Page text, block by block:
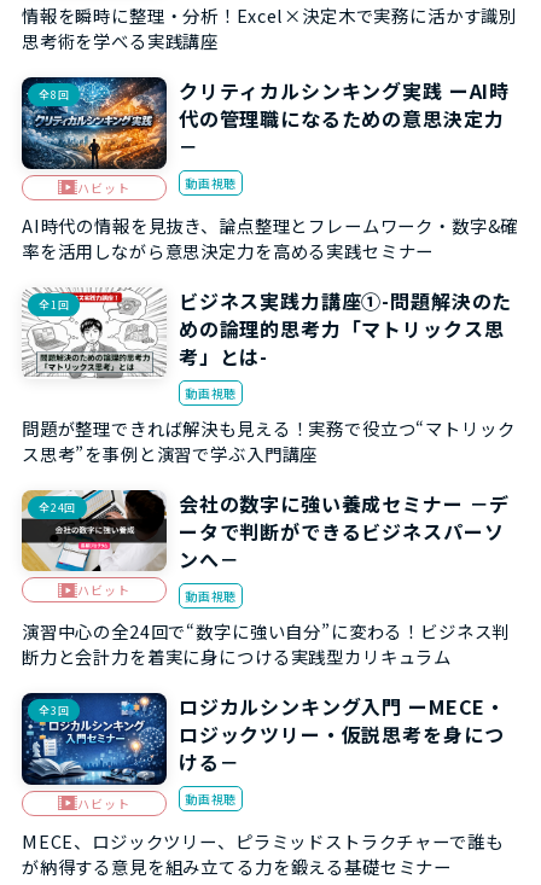
情報を瞬時に整理・分析！Excel×決定木で実務に活かす識別
思考術を学べる実践講座
全8回
ハビット
クリティカルシンキング実践 ーAI時
代の管理職になるための意思決定力
－
動画視聴
AI時代の情報を見抜き、論点整理とフレームワーク・数字&確
率を活用しながら意思決定力を高める実践セミナー
全1回
ビジネス実践力講座①-問題解決のた
めの論理的思考力「マトリックス思
考」とは-
動画視聴
問題が整理できれば解決も見える！実務で役立つ“マトリック
ス思考”を事例と演習で学ぶ入門講座
全24回
ハビット
会社の数字に強い養成セミナー －デ
ータで判断ができるビジネスパーソ
ンへ－
動画視聴
演習中心の全24回で“数字に強い自分”に変わる！ビジネス判
断力と会計力を着実に身につける実践型カリキュラム
全3回
ハビット
ロジカルシンキング入門 ーMECE・
ロジックツリー・仮説思考を身につ
ける－
動画視聴
MECE、ロジックツリー、ピラミッドストラクチャーで誰も
が納得する意見を組み立てる力を鍛える基礎セミナー